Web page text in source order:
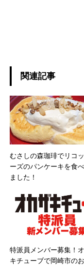
関連記事
むさしの森珈琲でリコ
ーズのパンケーキを食
ました！
特派員メンバー募集！
キチューブで岡崎市の